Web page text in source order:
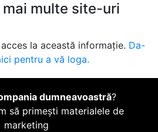
multe site-uri
la această informație. Da-
pentru a vă loga.
dumneavoastră?
să primești materialele de
marketing